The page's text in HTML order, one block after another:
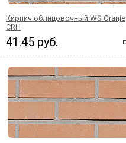
Кирпич облицовочный WS Oranje
CRH
41.45 руб.